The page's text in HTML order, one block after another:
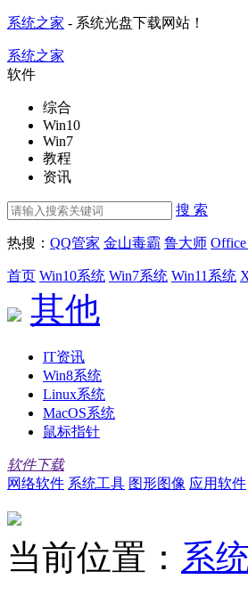
系统之家 - 系统光盘下载网站！
系统之家
软件
综合
Win10
Win7
教程
资讯
搜 索
热搜： QQ管家 金山毒霸 鲁大师
首页 Win10系统 Win7系统 Win11系统
其他
IT资讯
Win8系统
Linux系统
MacOS系统
鼠标指针
软件下载
网络软件 系统工具 图形图像 应用软件
当前位置： 系